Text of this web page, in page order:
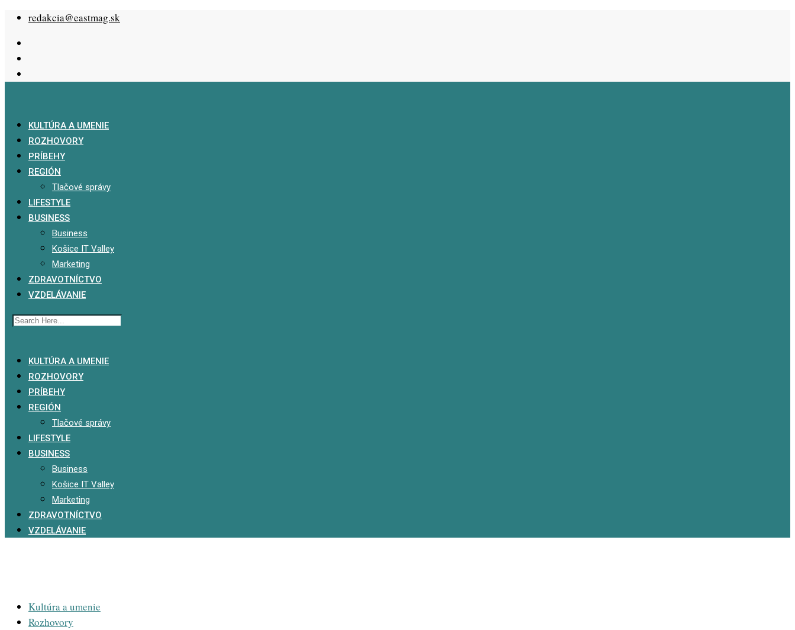
Skip
content
redakcia@eastmag.sk
KULTÚRA A UMENIE
ROZHOVORY
PRÍBEHY
REGIÓN
Tlačové správy
LIFESTYLE
BUSINESS
Business
Košice IT Valley
Marketing
ZDRAVOTNÍCTVO
VZDELÁVANIE
KULTÚRA A UMENIE
ROZHOVORY
PRÍBEHY
REGIÓN
Tlačové správy
LIFESTYLE
BUSINESS
Business
Košice IT Valley
Marketing
ZDRAVOTNÍCTVO
VZDELÁVANIE
Kultúra a umenie
Rozhovory